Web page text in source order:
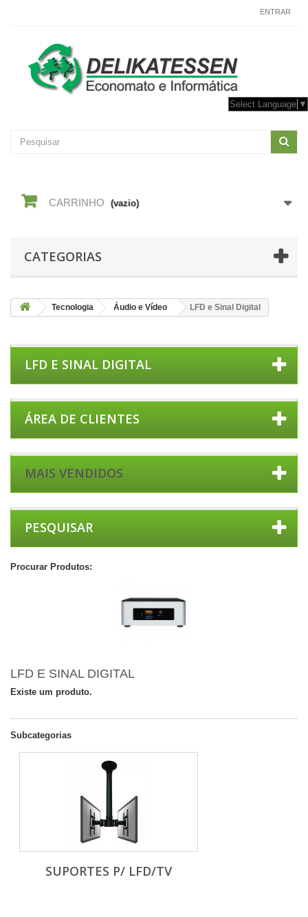
ENTRAR
Select Language ▼
CARRINHO (vazio)
CATEGORIAS
Tecnologia Áudio e Vídeo LFD e Sinal Digital
LFD E SINAL DIGITAL
ÁREA DE CLIENTES
MAIS VENDIDOS
PESQUISAR
Procurar Produtos:
LFD E SINAL DIGITAL
Existe um produto.
Subcategorias
SUPORTES P/ LFD/TV